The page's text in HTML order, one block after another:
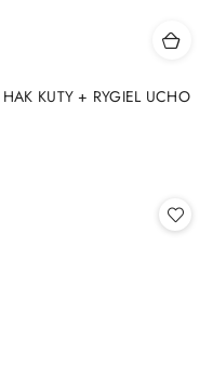
KUTY + RYGIEL UCHO